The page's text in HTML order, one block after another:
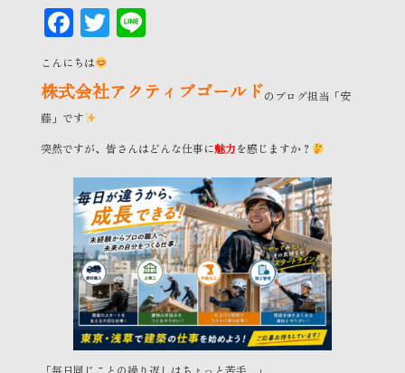
F
ac
eb
oo
k
T
wi
tt
er
Li
e
こんにちは
株式会社アクティブゴールドのブログ担当「安
藤」です
突然ですが、皆さんはどんな仕事に魅力を感じますか？
「毎日同じことの繰り返しはちょっと苦手…」